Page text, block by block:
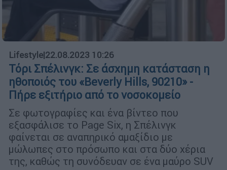
Lifestyle|22.08.2023 10:26
Τόρι Σπέλινγκ: Σε άσχημη κατάσταση η
ηθοποιός του «Beverly Hills, 90210» -
Πήρε εξιτήριο από το νοσοκομείο
Σε φωτογραφίες και ένα βίντεο που
εξασφάλισε το Page Six, η Σπέλινγκ
φαίνεται σε αναπηρικό αμαξίδιο με
μώλωπες στο πρόσωπο και στα δύο χέρια
της, καθώς τη συνόδευαν σε ένα μαύρο SUV